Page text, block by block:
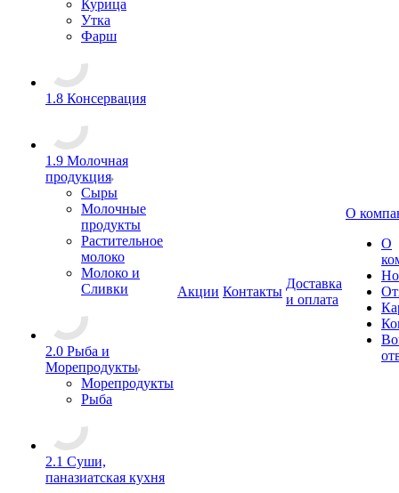
Курица
Утка
Фарш
1.8 Консервация
1.9 Молочная
продукция
Сыры
Молочные
продукты
Растительное
молоко
Молоко и
Сливки
2.0 Рыба и
Морепродукты
Морепродукты
Рыба
2.1 Суши,
паназиатская кухня
Акции Контакты
Доставка
и оплата
О
О